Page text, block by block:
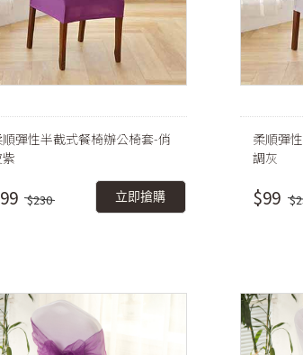
彈性半截式餐椅辦公椅套-俏
$230 立即搶購
柔順彈
調灰
$99